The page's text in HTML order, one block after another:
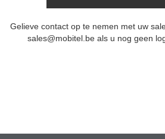
Gelieve contact op te nemen met uw
sales@mobitel.be als u nog geen